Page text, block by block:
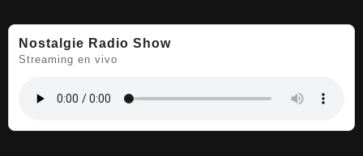
Nostalgie Radio Show
Streaming en vivo